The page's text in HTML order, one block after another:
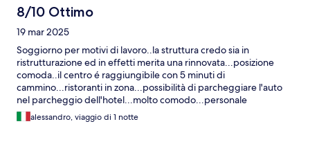
8/10 Ottimo
19 mar 2025
Soggiorno per motivi di lavoro..la struttura credo sia in
ristrutturazione ed in effetti merita una rinnovata...posizione
comoda..il centro é raggiungibile con 5 minuti di
cammino...ristoranti in zona...possibilità di parcheggiare l'auto
nel parcheggio dell'hotel...molto comodo...personale
gentilissimo e disponibile...mi hanno offerto un upgrade
gratuito della stanza...colazione di buon livello...struttura da
alessandro, viaggio di 1 notte